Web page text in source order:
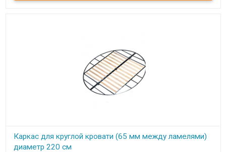
Каркас для круглой кровати (65 мм между ламелями)
диаметр 220 см